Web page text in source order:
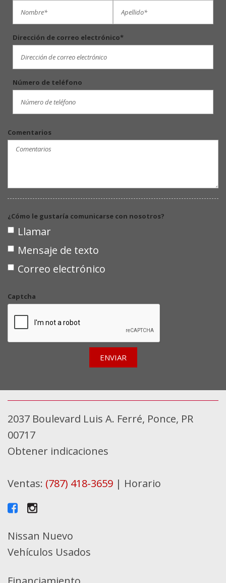
Dirección de correo electrónico*
Número de teléfono
Comentarios
¿Cómo le gustaría comunicarse con nosotros?
Llamar
Mensaje de texto
Correo electrónico
Captcha
ENVIAR
2037 Boulevard Luis A. Ferré, Ponce, PR
00717
Obtener indicaciones
Ventas: (787) 418-3659 | Horario
Nissan Nuevo
Vehículos Usados